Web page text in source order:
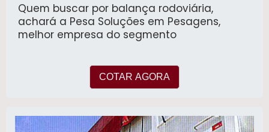
Quem buscar por balança rodoviária,
achará a Pesa Soluções em Pesagens,
melhor empresa do segmento
COTAR AGORA